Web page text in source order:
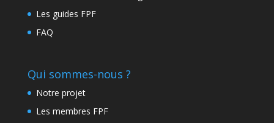
Les guides FPF
FAQ
Qui sommes-nous ?
Notre projet
Les membres FPF